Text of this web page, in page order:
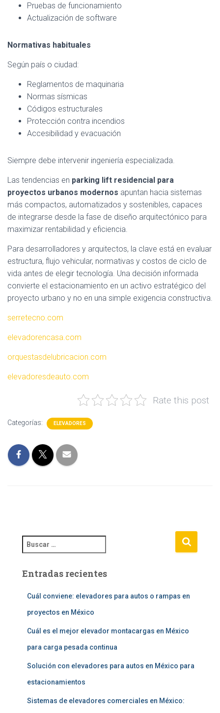
Pruebas de funcionamiento
Actualización de software
Normativas habituales
Según país o ciudad:
Reglamentos de maquinaria
Normas sísmicas
Códigos estructurales
Protección contra incendios
Accesibilidad y evacuación
Siempre debe intervenir ingeniería especializada.
Las tendencias en parking lift residencial para
proyectos urbanos modernos apuntan hacia sistemas
más compactos, automatizados y sostenibles, capaces
de integrarse desde la fase de diseño arquitectónico para
maximizar rentabilidad y eficiencia.
Para desarrolladores y arquitectos, la clave está en evaluar
estructura, flujo vehicular, normativas y costos de ciclo de
vida antes de elegir tecnología. Una decisión informada
convierte el estacionamiento en un activo estratégico del
proyecto urbano y no en una simple exigencia constructiva.
serretecno.com
elevadorencasa.com
orquestasdelubricacion.com
elevadoresdeauto.com
Rate this post
Categorías: ELEVADORES
u
c
Entradas recientes
Cuál conviene: elevadores para autos o rampas en
proyectos en México
Cuál es el mejor elevador montacargas en México
para carga pesada continua
Solución con elevadores para autos en México para
estacionamientos
Sistemas de elevadores comerciales en México: